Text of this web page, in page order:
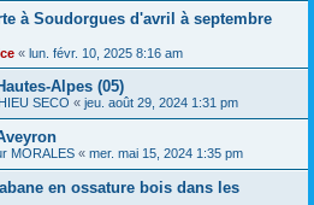
à Soudorgues d'avril à septembre
« lun. févr. 10, 2025 8:16 am
Alpes (05)
SECO « jeu. août 29, 2024 1:31 pm
MORALES « mer. mai 15, 2024 1:35 pm
en ossature bois dans les